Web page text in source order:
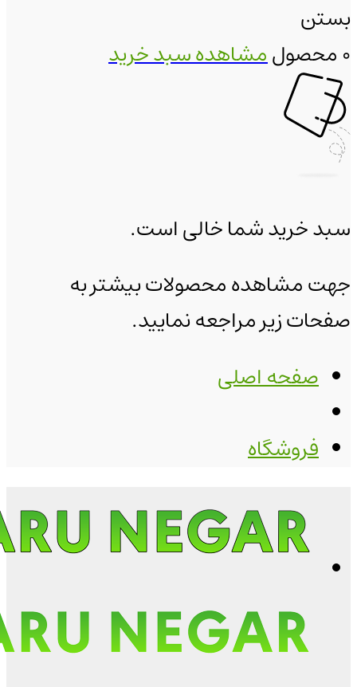
بستن
0 محصول
مشاهده سبد خرید
سبد خرید شما خالی است.
جهت مشاهده محصولات بیشتر به
صفحات زیر مراجعه نمایید.
صفحه اصلی
فروشگاه